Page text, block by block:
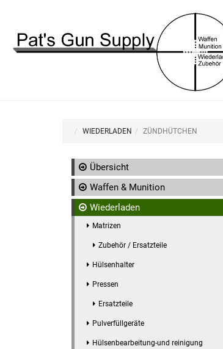
WIEDERLADEN ZÜNDHÜTCHEN
Übersicht
Waffen & Munition
Wiederladen
Matrizen
Zubehör / Ersatzteile
Hülsenhalter
Pressen
Ersatzteile
Pulverfüllgeräte
Hülsenbearbeitung-und reinigung